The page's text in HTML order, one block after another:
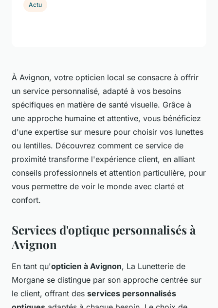
À Avignon, votre opticien local se consacre à offrir
un service personnalisé, adapté à vos besoins
spécifiques en matière de santé visuelle. Grâce à
une approche humaine et attentive, vous bénéficiez
d'une expertise sur mesure pour choisir vos lunettes
ou lentilles. Découvrez comment ce service de
proximité transforme l'expérience client, en alliant
conseils professionnels et attention particulière, pour
vous permettre de voir le monde avec clarté et
confort.
Services d'optique personnalisés à
Avignon
En tant qu'opticien à Avignon, La Lunetterie de
Morgane se distingue par son approche centrée sur
le client, offrant des services personnalisés
Actu